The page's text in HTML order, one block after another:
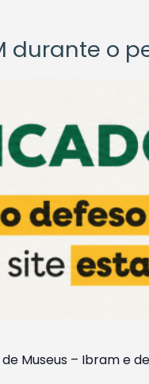
durante o
Museus – Ibram e